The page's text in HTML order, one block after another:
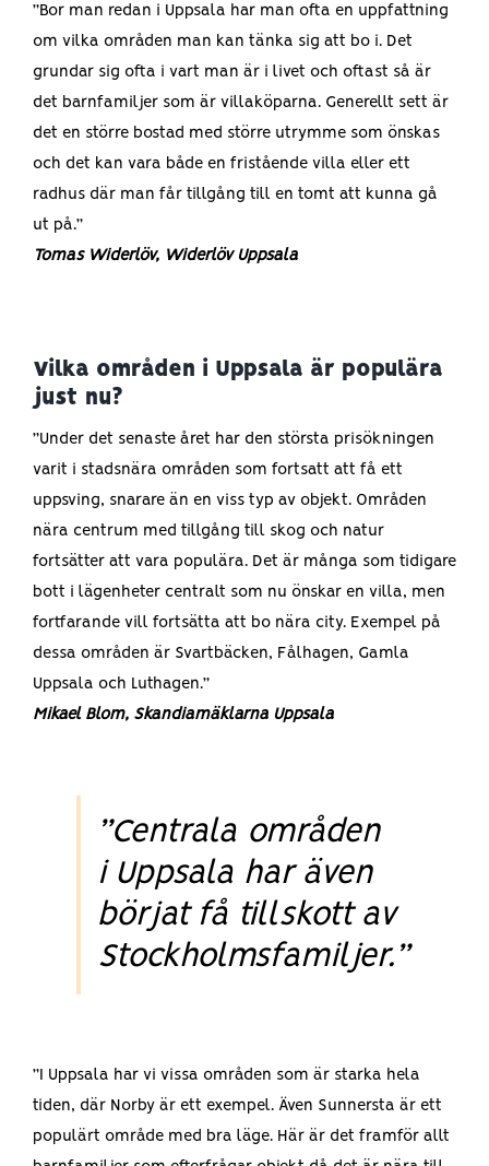
”Bor man redan i Uppsala har man ofta en uppfattning
om vilka områden man kan tänka sig att bo i. Det
grundar sig ofta i vart man är i livet och oftast så är
det barnfamiljer som är villaköparna. Generellt sett är
det en större bostad med större utrymme som önskas
och det kan vara både en fristående villa eller ett
radhus där man får tillgång till en tomt att kunna gå
ut på.”
Tomas Widerlöv, Widerlöv Uppsala
Vilka områden i Uppsala är populära
just nu?
”Under det senaste året har den största prisökningen
varit i stadsnära områden som fortsatt att få ett
uppsving, snarare än en viss typ av objekt. Områden
nära centrum med tillgång till skog och natur
fortsätter att vara populära. Det är många som tidigare
bott i lägenheter centralt som nu önskar en villa, men
fortfarande vill fortsätta att bo nära city. Exempel på
dessa områden är Svartbäcken, Fålhagen, Gamla
Uppsala och Luthagen.”
Mikael Blom, Skandiamäklarna Uppsala
”Centrala områden
i Uppsala har även
börjat få tillskott av
Stockholmsfamiljer.”
”I Uppsala har vi vissa områden som är starka hela
tiden, där Norby är ett exempel. Även Sunnersta är ett
populärt område med bra läge. Här är det framför allt